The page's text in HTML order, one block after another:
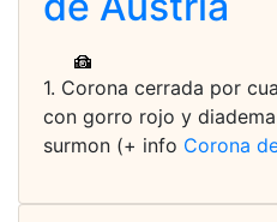
1. Corona cerrada por
con gorro rojo y
surmon (+ info Corona